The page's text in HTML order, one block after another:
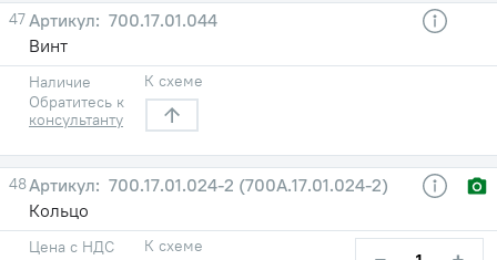
47
700.17.01.044
Винт
Наличие
Обратитесь к
консультанту
К схеме
48
700.17.01.024-2 (700А.17.01.024-2)
Кольцо
Цена с НДС К схеме